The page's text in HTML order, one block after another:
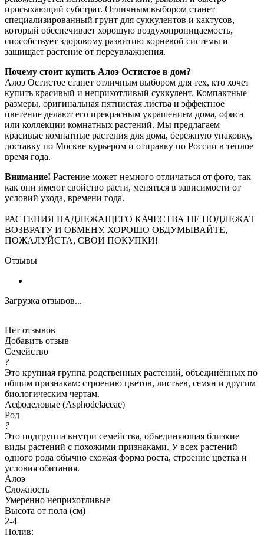
просыхающий субстрат. Отличным выбором станет
специализированный грунт для суккулентов и кактусов,
который обеспечивает хорошую воздухопроницаемость,
способствует здоровому развитию корневой системы и
защищает растение от переувлажнения.
Почему стоит купить Алоэ Остистое в дом?
Алоэ Остистое станет отличным выбором для тех, кто хочет
купить красивый и неприхотливый суккулент. Компактные
размеры, оригинальная пятнистая листва и эффектное
цветение делают его прекрасным украшением дома, офиса
или коллекции комнатных растений. Мы предлагаем
красивые комнатные растения для дома, бережную упаковку,
доставку по Москве курьером и отправку по России в теплое
время года.
Внимание! Растение может немного отличаться от фото, так
как они имеют свойство расти, меняться в зависимости от
условий ухода, времени года.
РАСТЕНИЯ НАДЛЕЖАЩЕГО КАЧЕСТВА НЕ ПОДЛЕЖАТ
ВОЗВРАТУ И ОБМЕНУ. ХОРОШО ОБДУМЫВАЙТЕ,
ПОЖАЛУЙСТА, СВОИ ПОКУПКИ!
Отзывы
Загрузка отзывов...
Нет отзывов
Добавить отзыв
Семейство
?
Это крупная группа родственных растений, объединённых по
общим признакам: строению цветов, листьев, семян и другим
биологическим чертам.
Асфоделовые (Asphodelaceae)
Род
?
Это подгруппа внутри семейства, объединяющая близкие
виды растений с похожими признаками. У всех растений
одного рода обычно схожая форма роста, строение цветка и
условия обитания.
Алоэ
Сложность
Умеренно неприхотливые
Высота от пола (см)
2-4
Полив: